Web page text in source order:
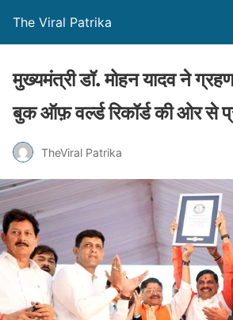
The Viral Patrika
मुख्यमंत्री डॉ. मोहन यादव ने
बुक ऑफ़ वर्ल्ड रिकॉर्ड की ओर से
TheViral Patrika